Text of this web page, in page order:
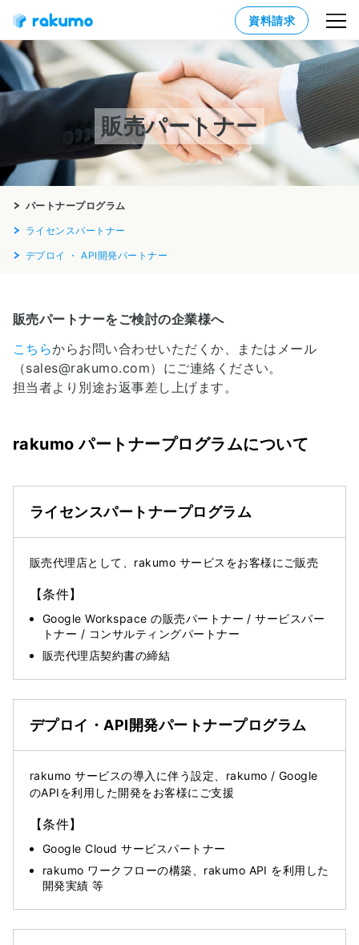
資料請求
販売パートナー
パートナープログラム
ライセンスパートナー
デプロイ ・ API開発パートナー
販売パートナーをご検討の企業様へ
こちらからお問い合わせいただくか、またはメール
（sales@rakumo.com）にご連絡ください。
担当者より別途お返事差し上げます。
rakumo パートナープログラムについて
ライセンスパートナープログラム
販売代理店として、rakumo サービスをお客様にご販売
【条件】
Google Workspace の販売パートナー / サービスパー
トナー / コンサルティングパートナー
販売代理店契約書の締結
デプロイ・API開発パートナープログラム
rakumo サービスの導入に伴う設定、rakumo / Google
のAPIを利用した開発をお客様にご支援
【条件】
Google Cloud サービスパートナー
rakumo ワークフローの構築、rakumo API を利用した
開発実績 等